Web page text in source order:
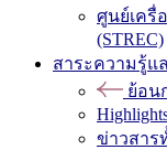
ศูนย์เครื่
(STREC)
สาระความรู้แ
ย้อน
ข่าวสาร